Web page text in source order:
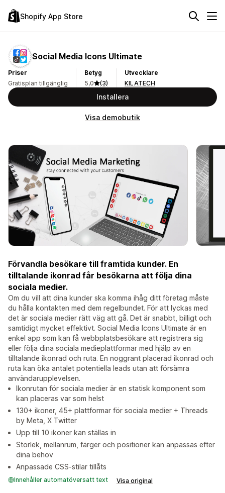
Shopify App Store
Social Media Icons Ultimate
Priser
Gratisplan tillgänglig
Betyg
5,0
(3)
Utvecklare
KILATECH
Installera
Visa demobutik
Förvandla besökare till framtida kunder. En
tilltalande ikonrad får besökarna att följa dina
sociala medier.
Om du vill att dina kunder ska komma ihåg ditt företag måste
du hålla kontakten med dem regelbundet. För att lyckas med
det är sociala medier rätt väg att gå. Det är snabbt, billigt och
samtidigt mycket effektivt. Social Media Icons Ultimate är en
enkel app som kan få webbplatsbesökare att registrera sig
eller följa dina sociala medieplattformar med hjälp av en
tilltalande ikonrad och ruta. En noggrant placerad ikonrad och
ruta kan öka antalet potentiella leads utan att försämra
användarupplevelsen.
Ikonrutan för sociala medier är en statisk komponent som
kan placeras var som helst
130+ ikoner, 45+ plattformar för sociala medier + Threads
by Meta, X Twitter
Upp till 10 ikoner kan ställas in
Storlek, mellanrum, färger och positioner kan anpassas efter
dina behov
Anpassade CSS-stilar tillåts
Innehåller automatöversatt text Visa original